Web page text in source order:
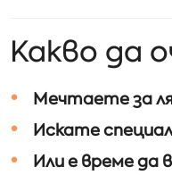
Какво да
Мечтаете за
Искате
Или е време да